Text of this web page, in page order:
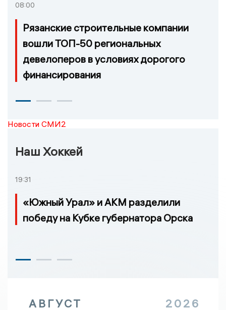
08:00
Рязанские строительные компании
вошли ТОП-50 региональных
девелоперов в условиях дорогого
финансирования
Новости СМИ2
Наш Хоккей
19:31
«Южный Урал» и АКМ разделили
победу на Кубке губернатора Орска
АВГУСТ 2026